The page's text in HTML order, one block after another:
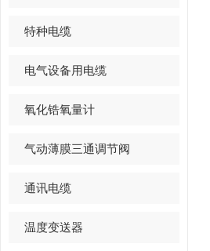
特种电缆
电气设备用电缆
氧化锆氧量计
气动薄膜三通调节阀
通讯电缆
温度变送器